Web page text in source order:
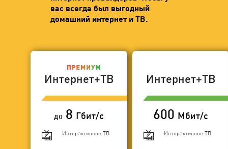
вас всегда был выгодный
домашний интернет и ТВ.
Интернет+ТВ
до 8 Гбит/с
Интерактивное ТВ
Интернет+ТВ
600 Мбит/с
Интерактивное ТВ